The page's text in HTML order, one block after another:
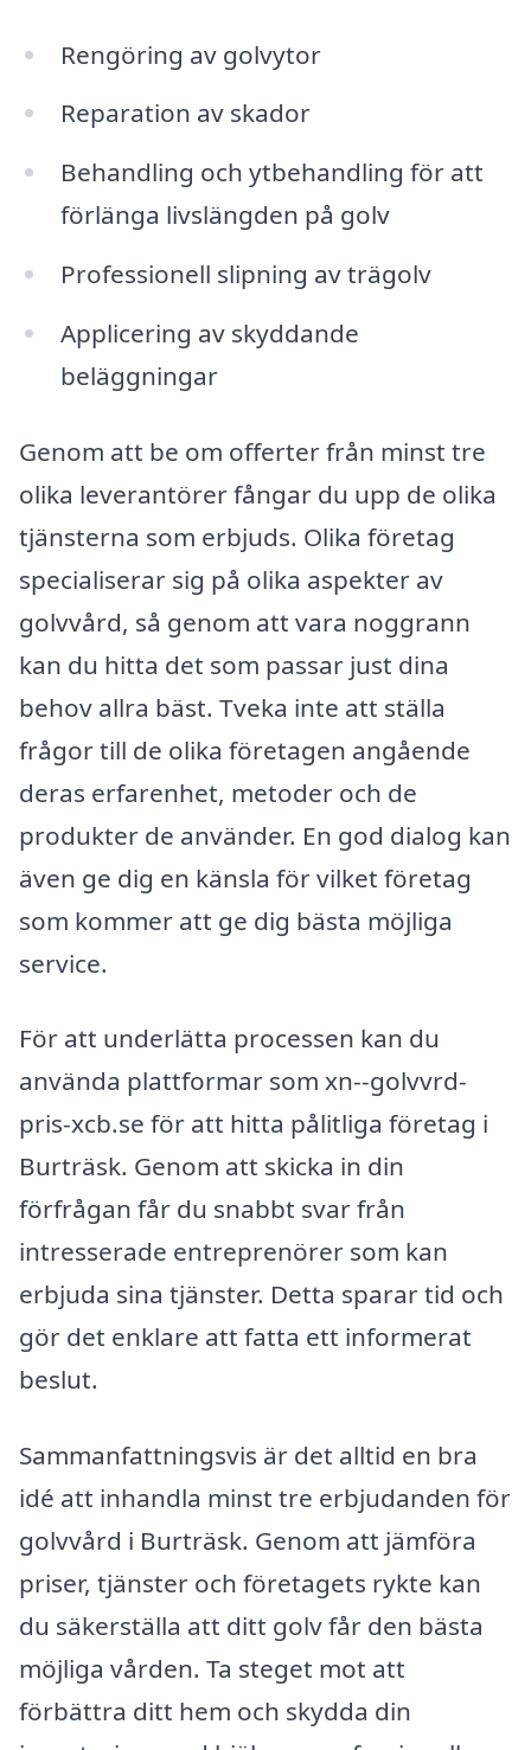
Rengöring av golvytor
Reparation av skador
Behandling och ytbehandling för att
förlänga livslängden på golv
Professionell slipning av trägolv
Applicering av skyddande
beläggningar
Genom att be om offerter från minst tre
olika leverantörer fångar du upp de olika
tjänsterna som erbjuds. Olika företag
specialiserar sig på olika aspekter av
golvvård, så genom att vara noggrann
kan du hitta det som passar just dina
behov allra bäst. Tveka inte att ställa
frågor till de olika företagen angående
deras erfarenhet, metoder och de
produkter de använder. En god dialog kan
även ge dig en känsla för vilket företag
som kommer att ge dig bästa möjliga
service.
För att underlätta processen kan du
använda plattformar som xn--golvvrd-
pris-xcb.se för att hitta pålitliga företag i
Burträsk. Genom att skicka in din
förfrågan får du snabbt svar från
intresserade entreprenörer som kan
erbjuda sina tjänster. Detta sparar tid och
gör det enklare att fatta ett informerat
beslut.
Sammanfattningsvis är det alltid en bra
idé att inhandla minst tre erbjudanden för
golvvård i Burträsk. Genom att jämföra
priser, tjänster och företagets rykte kan
du säkerställa att ditt golv får den bästa
möjliga vården. Ta steget mot att
förbättra ditt hem och skydda din